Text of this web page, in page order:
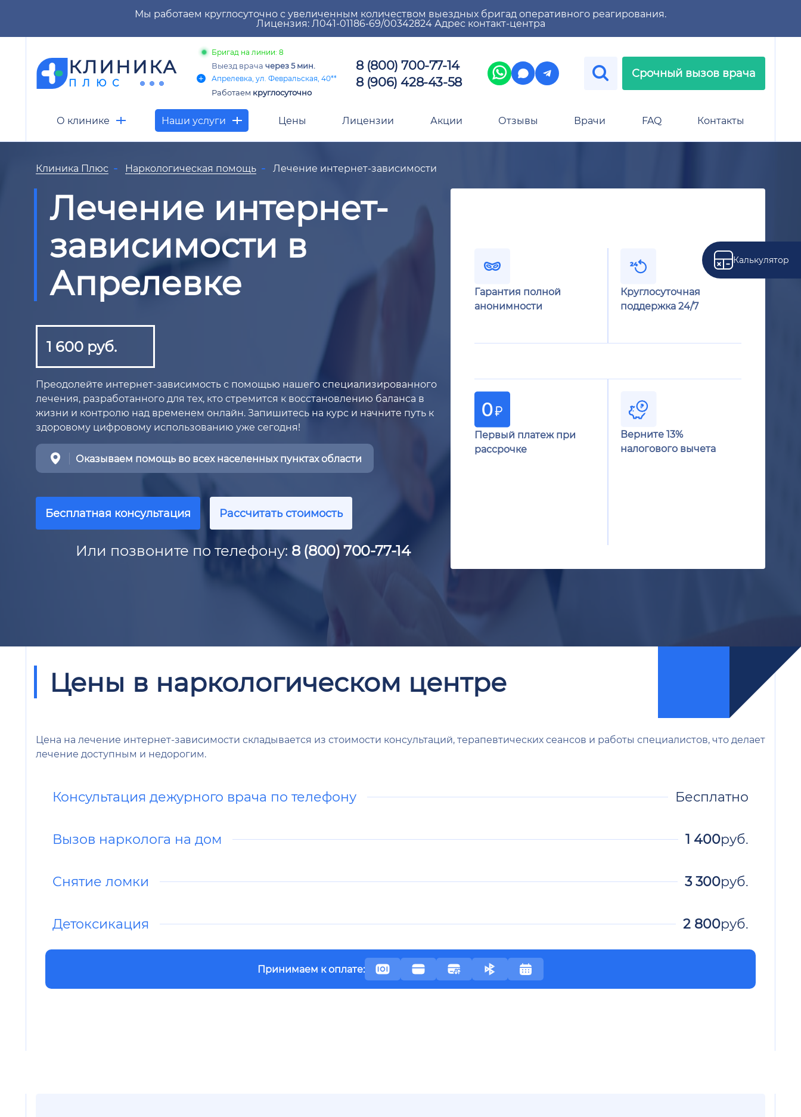
Мы работаем круглосуточно с увеличенным количеством выездных бригад оперативного реагирования.
Лицензия: Л041-01186-69/00342824 Адрес контакт-центра
КЛИНИКА
ПЛЮС
Бригад на линии: 8
Выезд врача через 5 мин.
Апрелевка, ул. Февральская, 40**
Работаем круглосуточно
8 (800) 700-77-14
8 (906) 428-43-58
Срочный вызов врача
О клинике Наши услуги Цены Лицензии Акции Отзывы Врачи FAQ Контакты
Калькулятор
Клиника Плюс Наркологическая помощь Лечение интернет-зависимости
Лечение интернет-
зависимости в
Апрелевке
1 600 руб.
Преодолейте интернет-зависимость с помощью нашего специализированного
лечения, разработанного для тех, кто стремится к восстановлению баланса в
жизни и контролю над временем онлайн. Запишитесь на курс и начните путь к
здоровому цифровому использованию уже сегодня!
Оказываем помощь во всех населенных пунктах области
Бесплатная консультация Рассчитать стоимость
Или позвоните по телефону: 8 (800) 700-77-14
Гарантия полной
анонимности
Круглосуточная
поддержка 24/7
Первый платеж при
рассрочке
Верните 13%
налогового вычета
Цены в наркологическом центре
Цена на лечение интернет-зависимости складывается из стоимости консультаций, терапевтических сеансов и работы специалистов, что делает
лечение доступным и недорогим.
Консультация дежурного врача по телефону Бесплатно
Вызов нарколога на дом 1 400руб.
Снятие ломки 3 300руб.
Детоксикация 2 800руб.
Принимаем к оплате: